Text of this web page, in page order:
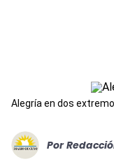
Alegría en dos
Por